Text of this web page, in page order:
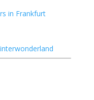
in Frankfurt